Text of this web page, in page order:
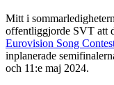
Mitt i
offentliggjorde SVT att
Eurovision Song
inplanerade
och 11:e maj 2024.